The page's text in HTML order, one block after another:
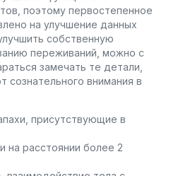
поэтому первостепенное
на улучшение данных
собственную
переживаний, можно с
замечать те детали,
сознательного внимания в
присутствующие в
на расстоянии более 2